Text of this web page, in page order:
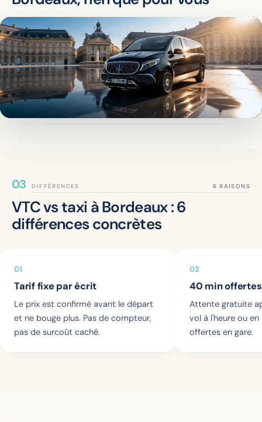
DIFFÉRENCES
VTC vs taxi à Bordeaux : 6
différences concrètes
01
Tarif fixe par écrit
Le prix est confirmé avant le départ
et ne bouge plus. Pas de compteur,
pas de surcoût caché.
02
40 min
Attente gratuite
vol à l'heure ou en
offertes en gare.